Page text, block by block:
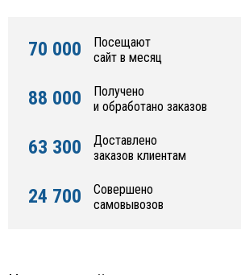
70 000
Посещают
сайт в месяц
88 000
Получено
и обработано заказов
63 300
Доставлено
заказов клиентам
24 700
Совершено
самовывозов